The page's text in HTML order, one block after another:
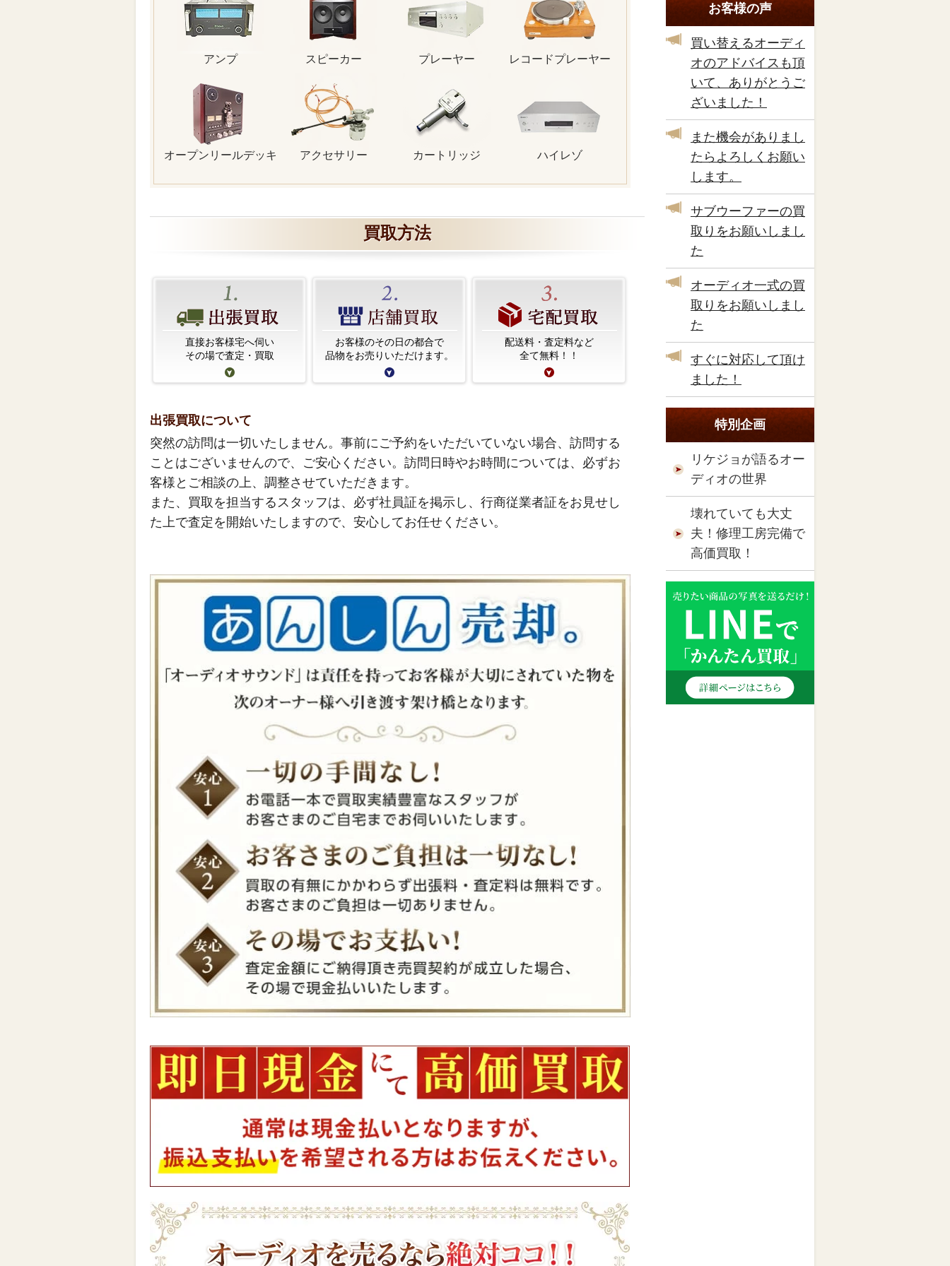
アンプ スピーカー プレーヤー レコードプレーヤー
オープンリールデッキ アクセサリー カートリッジ ハイレゾ
買取方法
直接お客様宅へ伺い
その場で査定・買取
お客様のその日の都合で
品物をお売りいただけます。
配送料・査定料など
全て無料！！
出張買取について
突然の訪問は一切いたしません。事前にご予約をいただいていない場合、訪問する
ことはございませんので、ご安心ください。訪問日時やお時間については、必ずお
客様とご相談の上、調整させていただきます。
また、買取を担当するスタッフは、必ず社員証を掲示し、行商従業者証をお見せし
た上で査定を開始いたしますので、安心してお任せください。
お客様の声
買い替えるオーディ
オのアドバイスも頂
いて、ありがとうご
ざいました！
また機会がありまし
たらよろしくお願い
します。
サブウーファーの買
取りをお願いしまし
た
オーディオ一式の買
取りをお願いしまし
た
すぐに対応して頂け
ました！
特別企画
リケジョが語るオー
ディオの世界
壊れていても大丈
夫！修理工房完備で
高価買取！